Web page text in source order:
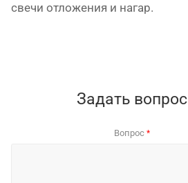
свечи отложения и нагар.
Задать вопрос
Вопрос *